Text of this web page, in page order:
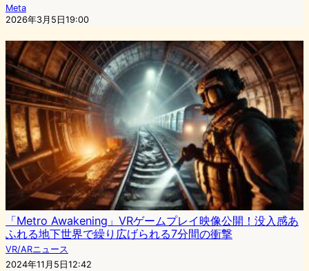
Meta
2026年3月5日19:00
「Metro Awakening」VRゲームプレイ映像公開！没入感あ
ふれる地下世界で繰り広げられる7分間の衝撃
VR/ARニュース
2024年11月5日12:42